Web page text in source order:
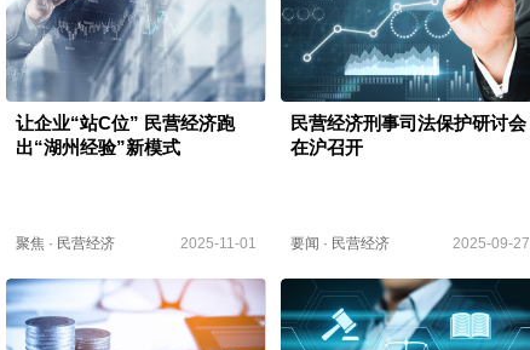
让企业“站C位” 民营经济跑
出“湖州经验”新模式
聚焦 · 民营经济 2025-11-01
民营经济刑事司法保护研讨会
在沪召开
要闻 · 民营经济 2025-09-27